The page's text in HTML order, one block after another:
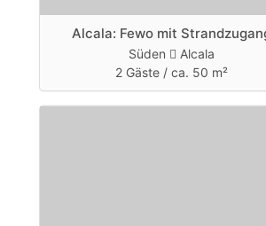
Alcala: Fewo mit
Süden
Alcala
2 Gäste / ca. 50 m²